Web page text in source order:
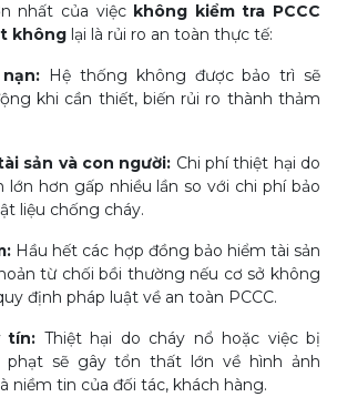
nhất của việc không kiểm tra PCCC
không lại là rủi ro an toàn thực tế:
Hệ thống không được bảo trì sẽ
khi cần thiết, biến rủi ro thành thảm
sản và con người: Chi phí thiệt hại do
lớn hơn gấp nhiều lần so với chi phí bảo
liệu chống cháy.
Hầu hết các hợp đồng bảo hiểm tài sản
từ chối bồi thường nếu cơ sở không
định pháp luật về an toàn PCCC.
tín: Thiệt hại do cháy nổ hoặc việc bị
phạt sẽ gây tổn thất lớn về hình ảnh
niềm tin của đối tác, khách hàng.